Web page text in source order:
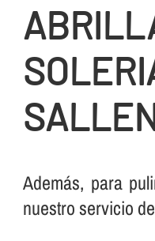
Además, para
nuestro servicio